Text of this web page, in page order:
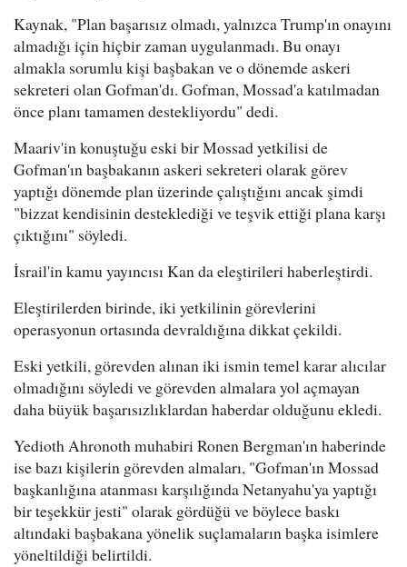
Kaynak, "Plan başarısız olmadı, yalnızca Trump'ın onayını
almadığı için hiçbir zaman uygulanmadı. Bu onayı
almakla sorumlu kişi başbakan ve o dönemde askeri
sekreteri olan Gofman'dı. Gofman, Mossad'a katılmadan
önce planı tamamen destekliyordu" dedi.
Maariv'in konuştuğu eski bir Mossad yetkilisi de
Gofman'ın başbakanın askeri sekreteri olarak görev
yaptığı dönemde plan üzerinde çalıştığını ancak şimdi
"bizzat kendisinin desteklediği ve teşvik ettiği plana karşı
çıktığını" söyledi.
İsrail'in kamu yayıncısı Kan da eleştirileri haberleştirdi.
Eleştirilerden birinde, iki yetkilinin görevlerini
operasyonun ortasında devraldığına dikkat çekildi.
Eski yetkili, görevden alınan iki ismin temel karar alıcılar
olmadığını söyledi ve görevden almalara yol açmayan
daha büyük başarısızlıklardan haberdar olduğunu ekledi.
Yedioth Ahronoth muhabiri Ronen Bergman'ın haberinde
ise bazı kişilerin görevden almaları, "Gofman'ın Mossad
başkanlığına atanması karşılığında Netanyahu'ya yaptığı
bir teşekkür jesti" olarak gördüğü ve böylece baskı
altındaki başbakana yönelik suçlamaların başka isimlere
yöneltildiği belirtildi.